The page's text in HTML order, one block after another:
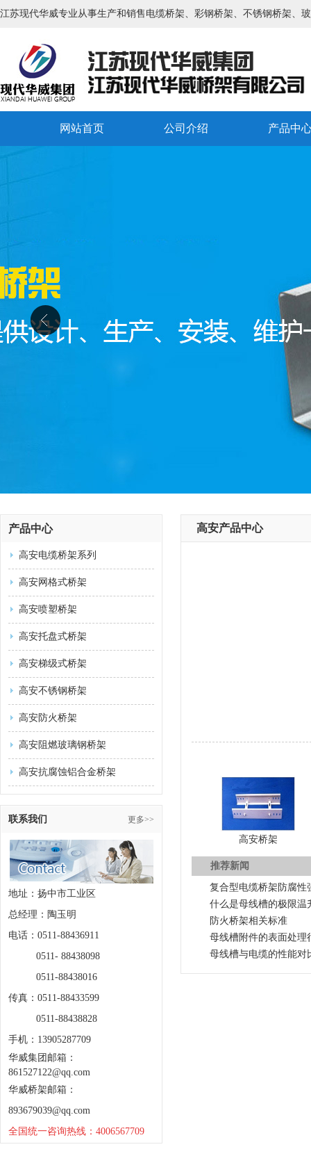
江苏现代华威专业从事生产和销售电缆桥架、彩钢桥架、不锈钢桥架、
网站首页 公司介绍 产品中
产品中心
高安电缆桥架系列
高安网格式桥架
高安喷塑桥架
高安托盘式桥架
高安梯级式桥架
高安不锈钢桥架
高安防火桥架
高安阻燃玻璃钢桥架
高安抗腐蚀铝合金桥架
联系我们 更多>>
地址：扬中市工业区
总经理：陶玉明
电话：0511-88436911
0511- 88438098
0511-88438016
传真：0511-88433599
0511-88438828
手机：13905287709
华威集团邮箱：
861527122@qq.com
华威桥架邮箱：
893679039@qq.com
全国统一咨询热线：4006567709
高安产品中心
高安桥架
推荐新闻
复合型电缆桥架防腐性
什么是母线槽的极限温
防火桥架相关标准
母线槽附件的表面处理
母线槽与电缆的性能对